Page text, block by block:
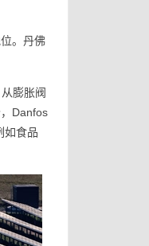
。丹佛
膨胀阀
Danfos
如食品